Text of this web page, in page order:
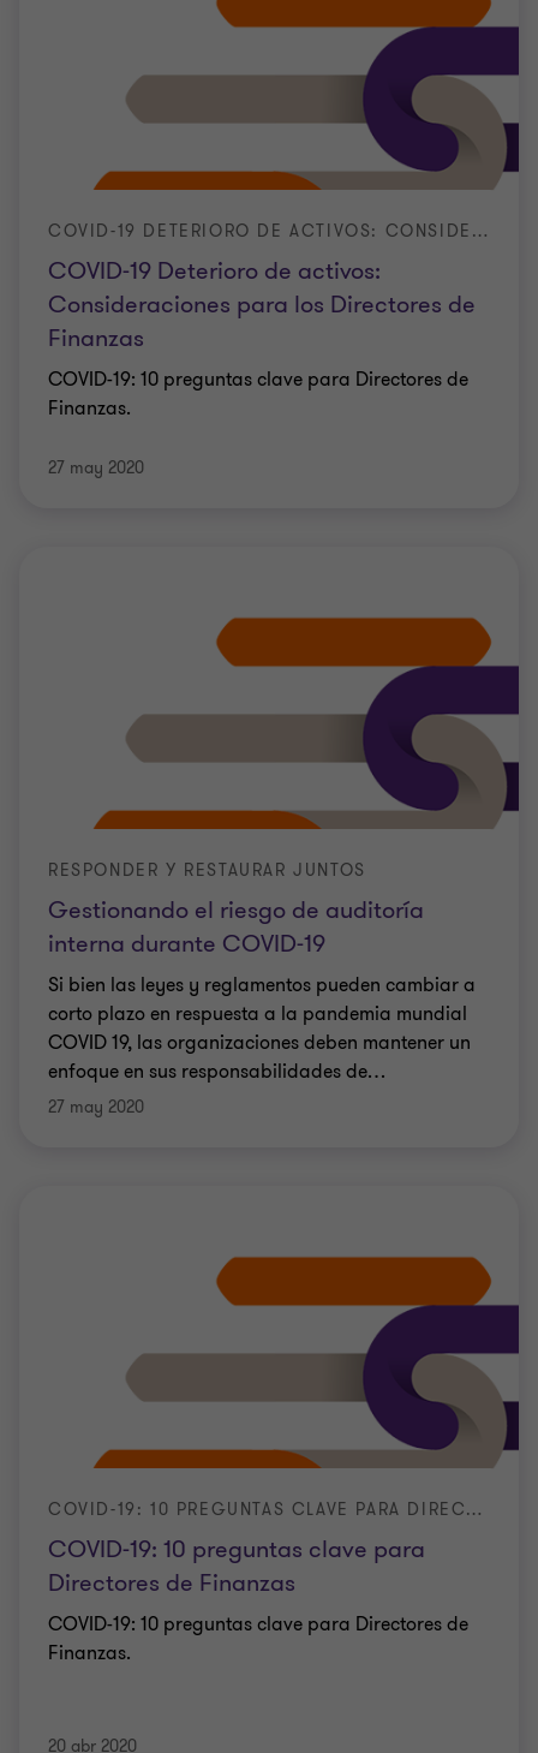
COVID-19 Deterioro de activos:
Consideraciones para los Directores de
Finanzas
COVID-19 DETERIORO DE ACTIVOS: CONSIDERACIONES PARA LOS DIRECTORES DE FINANZAS
COVID-19: 10 preguntas clave para Directores de
Finanzas.
27 may 2020
Gestionando el riesgo de auditoría
interna durante COVID-19
RESPONDER Y RESTAURAR JUNTOS
Si bien las leyes y reglamentos pueden cambiar a
corto plazo en respuesta a la pandemia mundial
COVID 19, las organizaciones deben mantener un
enfoque en sus responsabilidades de…
27 may 2020
COVID-19: 10 preguntas clave para
Directores de Finanzas
COVID-19: 10 PREGUNTAS CLAVE PARA DIRECTORES DE FINANZAS
COVID-19: 10 preguntas clave para Directores de
Finanzas.
20 abr 2020